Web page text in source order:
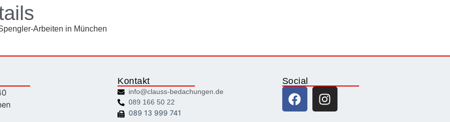
Arbeiten in München
Kontakt
info@clauss-bedachungen.de
089 166 50 22
089 13 999 741
Social